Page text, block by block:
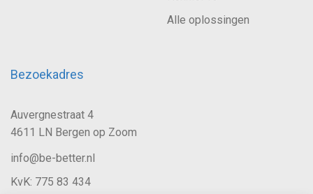
Alle oplossingen
Bezoekadres
Auvergnestraat 4
4611 LN Bergen op Zoom
info@be-better.nl
KvK: 775 83 434